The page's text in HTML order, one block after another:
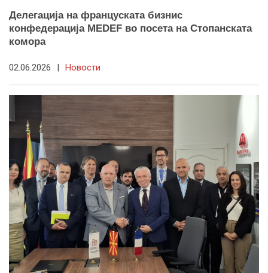
Делегација на француската бизнис
конфедерација MEDEF во посета на Стопанската
комора
02.06.2026 | Новости